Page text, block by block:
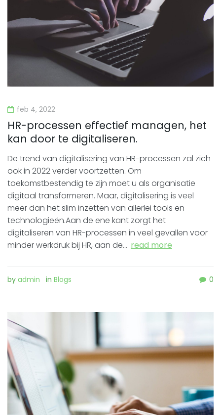
feb 4, 2022
HR-processen effectief managen, het
kan door te digitaliseren.
De trend van digitalisering van HR-processen zal zich
ook in 2022 verder voortzetten. Om
toekomstbestendig te zijn moet u als organisatie
digitaal transformeren. Maar, digitalisering is veel
meer dan het slim inzetten van allerlei tools en
technologieën.Aan de ene kant zorgt het
digitaliseren van HR-processen in veel gevallen voor
minder werkdruk bij HR, aan de… read more
by admin in Blogs 0